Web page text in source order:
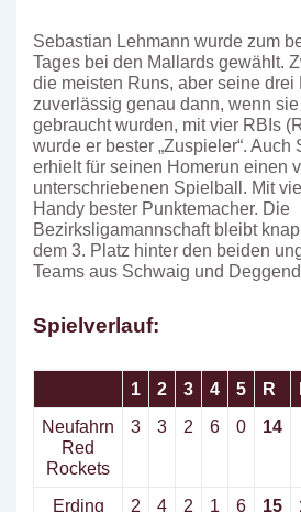
Sebastian Lehmann wurde zum
Tages bei den Mallards gewählt.
die meisten Runs, aber seine drei
zuverlässig genau dann, wenn
gebraucht wurden, mit vier RBIs
wurde er bester „Zuspieler“. Auch
erhielt für seinen Homerun einen
unterschriebenen Spielball. Mit
Handy bester Punktemacher. Die
Bezirksligamannschaft bleibt
dem 3. Platz hinter den beiden
Teams aus Schwaig und
Spielverlauf:
1 2 3 4 5 R
Neufahrn
Red
Rockets
3 3 2 6 0 14
Erding 2 4 2 1 6 15